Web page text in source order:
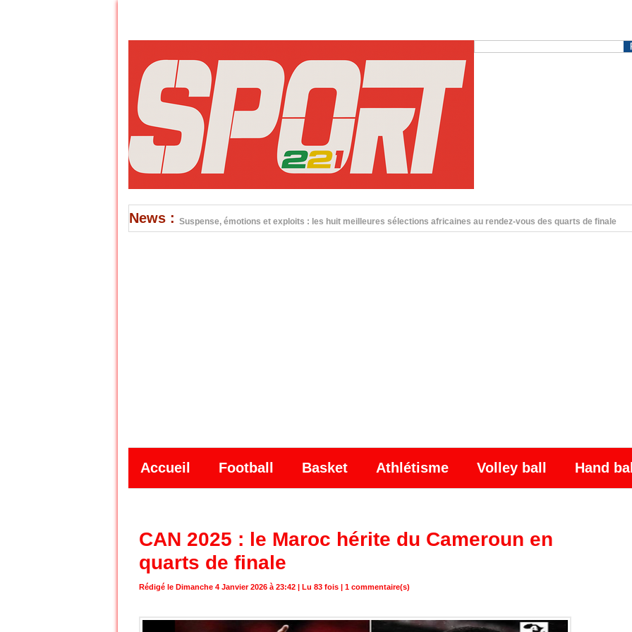
News : Suspense, émotions et exploits : les huit meilleures sélections africaines au rendez-vous des quarts de finale
Accueil Football Basket Athlétisme Volley ball Hand
CAN 2025 : le Maroc hérite du Cameroun en
quarts de finale
Rédigé le Dimanche 4 Janvier 2026 à 23:42 | Lu 83 fois | 1 commentaire(s)